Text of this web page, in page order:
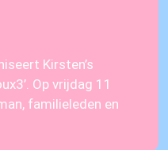
Kirsten’s
Op vrijdag 11
familieleden en